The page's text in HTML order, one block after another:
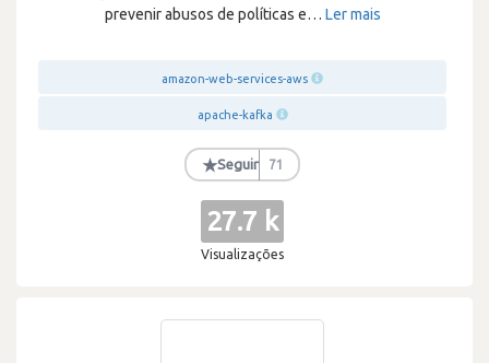
prevenir abusos de políticas e… Ler mais
amazon-web-services-aws
apache-kafka
★Seguir 71
27.7 k
Visualizações